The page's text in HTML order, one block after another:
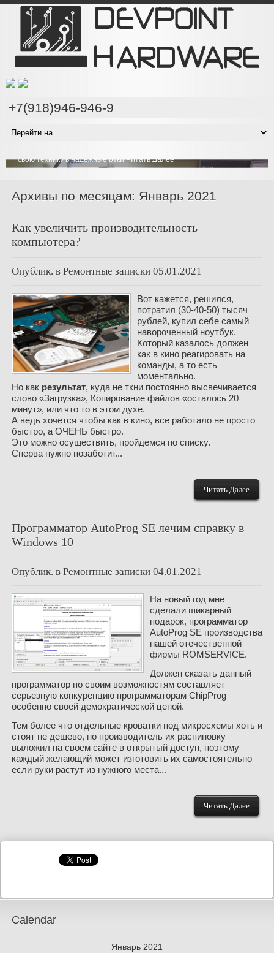
+7(918)946-946-9
Проводим компонентный ремонт техники на любом
Наши специалисты имеют все необходимое оборудование чтобы
свою технику в надежные рукиЧитать Далее
Архивы по месяцам: Январь 2021
Как увеличить производительность
компьютера?
Опублик. в Ремонтные записки 05.01.2021
Вот кажется, решился,
потратил (30-40-50) тысяч
рублей, купил себе самый
навороченный ноутбук.
Который казалось должен
как в кино реагировать на
команды, а то есть
моментально.
Но как результат, куда не ткни постоянно высвечивается
слово «Загрузка», Копирование файлов «осталось 20
минут», или что то в этом духе.
А ведь хочется чтобы как в кино, все работало не просто
быстро, а ОЧЕНЬ быстро.
Это можно осуществить, пройдемся по списку.
Сперва нужно позаботит...
Читать Далее
Программатор AutoProg SE лечим справку в
Windows 10
Опублик. в Ремонтные записки 04.01.2021
На новый год мне
сделали шикарный
подарок, программатор
AutoProg SE производства
нашей отечественной
фирмы ROMSERVICE.
Должен сказать данный
программатор по своим возможностям составляет
серьезную конкуренцию программаторам ChipProg
особенно своей демократической ценой.
Тем более что отдельные кроватки под микросхемы хоть и
стоят не дешево, но производитель их распиновку
выложил на своем сайте в открытый доступ, поэтому
каждый желающий может изготовить их самостоятельно
если руки растут из нужного места...
Читать Далее
Calendar
Январь 2021